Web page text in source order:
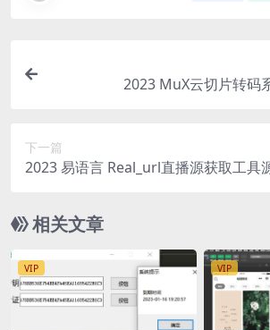
2023 MuX云切片转码
下一篇
2023 易语言 Real_url直播源获取工具
相关文章
VIP VIP